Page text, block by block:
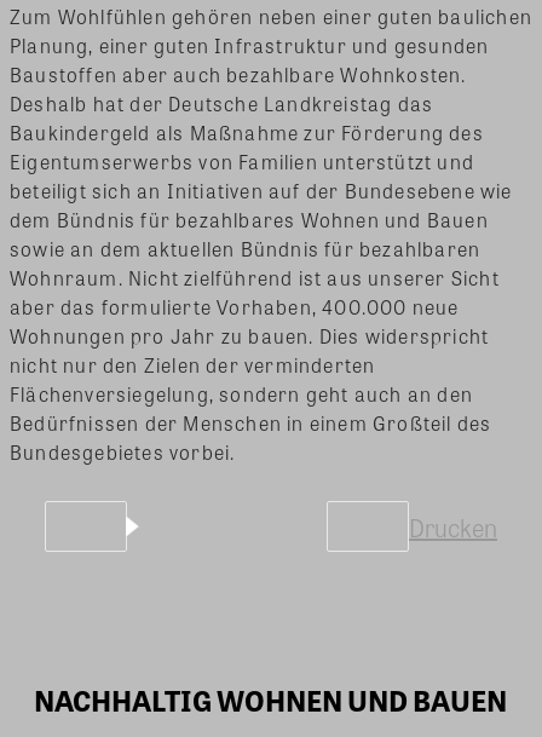
Zum Wohlfühlen gehören neben einer guten baulichen
Planung, einer guten Infrastruktur und gesunden
Baustoffen aber auch bezahlbare Wohnkosten.
Deshalb hat der Deutsche Landkreistag das
Baukindergeld als Maßnahme zur Förderung des
Eigentumserwerbs von Familien unterstützt und
beteiligt sich an Initiativen auf der Bundesebene wie
dem Bündnis für bezahlbares Wohnen und Bauen
sowie an dem aktuellen Bündnis für bezahlbaren
Wohnraum. Nicht zielführend ist aus unserer Sicht
aber das formulierte Vorhaben, 400.000 neue
Wohnungen pro Jahr zu bauen. Dies widerspricht
nicht nur den Zielen der verminderten
Flächenversiegelung, sondern geht auch an den
Bedürfnissen der Menschen in einem Großteil des
Bundesgebietes vorbei.
Drucken
NACHHALTIG WOHNEN UND BAUEN